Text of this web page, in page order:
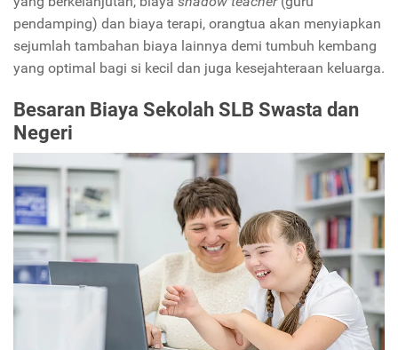
pendamping) dan biaya terapi, orangtua akan menyiapkan
sejumlah tambahan biaya lainnya demi tumbuh kembang
yang optimal bagi si kecil dan juga kesejahteraan keluarga.
Besaran Biaya Sekolah SLB Swasta dan
Negeri